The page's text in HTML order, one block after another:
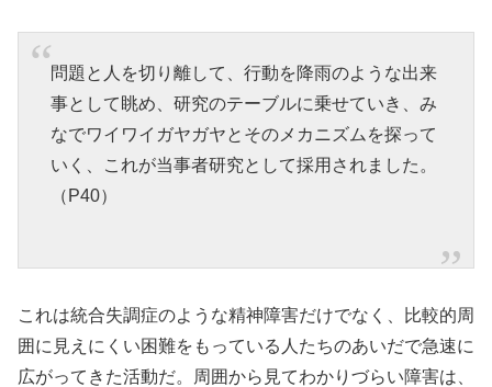
問題と人を切り離して、行動を降雨のような出来
事として眺め、研究のテーブルに乗せていき、み
なでワイワイガヤガヤとそのメカニズムを探って
いく、これが当事者研究として採用されました。
（P40）
これは統合失調症のような精神障害だけでなく、比較的周
囲に見えにくい困難をもっている人たちのあいだで急速に
広がってきた活動だ。周囲から見てわかりづらい障害は、